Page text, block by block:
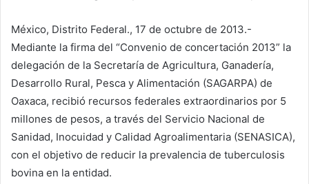
México, Distrito Federal., 17 de octubre de 2013.-
Mediante la firma del “Convenio de concertación 2013” la
delegación de la Secretaría de Agricultura, Ganadería,
Desarrollo Rural, Pesca y Alimentación (SAGARPA) de
Oaxaca, recibió recursos federales extraordinarios por 5
millones de pesos, a través del Servicio Nacional de
Sanidad, Inocuidad y Calidad Agroalimentaria (SENASICA),
con el objetivo de reducir la prevalencia de tuberculosis
bovina en la entidad.